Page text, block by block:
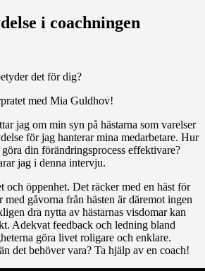
i coachningen
det för dig?
med Mia Guldhov!
jag om min syn på hästarna som varelser
för jag hanterar mina medarbetare. Hur
din förändringsprocess effektivare?
jag i denna intervju.
öppenhet. Det räcker med en häst för
gåvorna från hästen är däremot ingen
dra nytta av hästarnas visdomar kan
Adekvat feedback och ledning bland
göra livet roligare och enklare.
det behöver vara? Ta hjälp av en coach!